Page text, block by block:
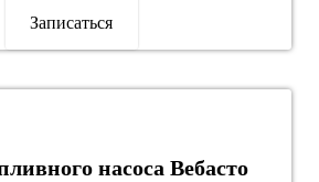
Записаться
насоса Вебасто